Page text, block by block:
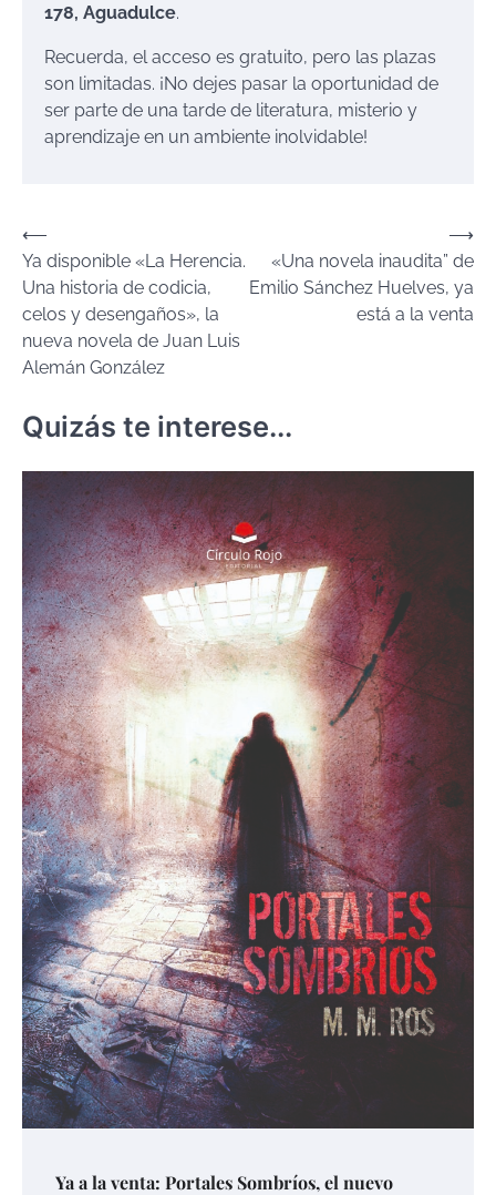
178, Aguadulce.
Recuerda, el acceso es gratuito, pero las plazas
son limitadas. ¡No dejes pasar la oportunidad de
ser parte de una tarde de literatura, misterio y
aprendizaje en un ambiente inolvidable!
Navegación
de
entradas
⟵
Ya disponible «La Herencia.
Una historia de codicia,
celos y desengaños», la
nueva novela de Juan Luis
Alemán González
«Una novela inaudita” de
Emilio Sánchez Huelves, ya
está a la venta
⟶
Quizás te interese...
Ya a la venta: Portales Sombríos, el nuevo